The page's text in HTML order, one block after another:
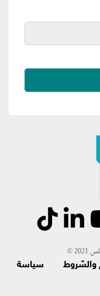
©
والشروط
سياسة